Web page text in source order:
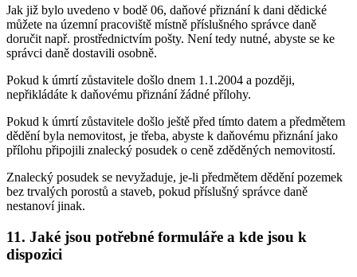
Jak již bylo uvedeno v bodě 06, daňové přiznání k dani dědické
můžete na územní pracoviště místně příslušného správce daně
doručit např. prostřednictvím pošty. Není tedy nutné, abyste se ke
správci daně dostavili osobně.
Pokud k úmrtí zůstavitele došlo dnem 1.1.2004 a později,
nepřikládáte k daňovému přiznání žádné přílohy.
Pokud k úmrtí zůstavitele došlo ještě před tímto datem a předmětem
dědění byla nemovitost, je třeba, abyste k daňovému přiznání jako
přílohu připojili znalecký posudek o ceně zděděných nemovitostí.
Znalecký posudek se nevyžaduje, je-li předmětem dědění pozemek
bez trvalých porostů a staveb, pokud příslušný správce daně
nestanoví jinak.
11. Jaké jsou potřebné formuláře a kde jsou k
dispozici